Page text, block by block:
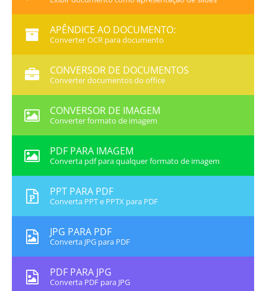
APÊNDICE AO DOCUMENTO:
Converter OCR para documento
CONVERSOR DE DOCUMENTOS
Converter documentos do office
CONVERSOR DE IMAGEM
Converter formato de imagem
PDF PARA IMAGEM
Converta pdf para qualquer formato de imagem
PPT PARA PDF
Converta PPT e PPTX para PDF
JPG PARA PDF
Converta JPG para PDF
PDF PARA JPG
Converta PDF para JPG